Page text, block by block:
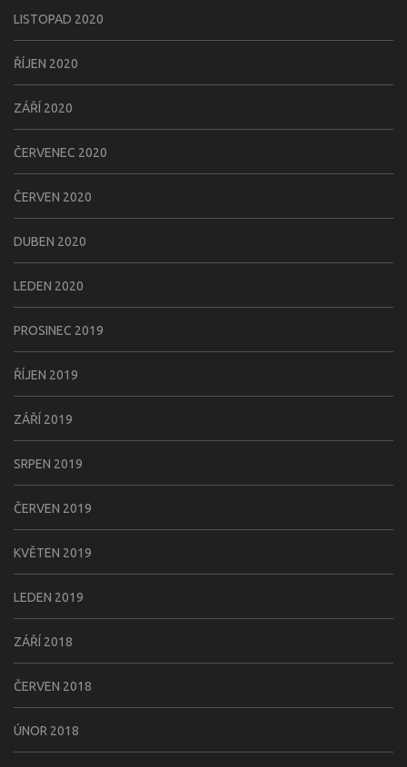
LISTOPAD 2020
ŘÍJEN 2020
ZÁŘÍ 2020
ČERVENEC 2020
ČERVEN 2020
DUBEN 2020
LEDEN 2020
PROSINEC 2019
ŘÍJEN 2019
ZÁŘÍ 2019
SRPEN 2019
ČERVEN 2019
KVĚTEN 2019
LEDEN 2019
ZÁŘÍ 2018
ČERVEN 2018
ÚNOR 2018